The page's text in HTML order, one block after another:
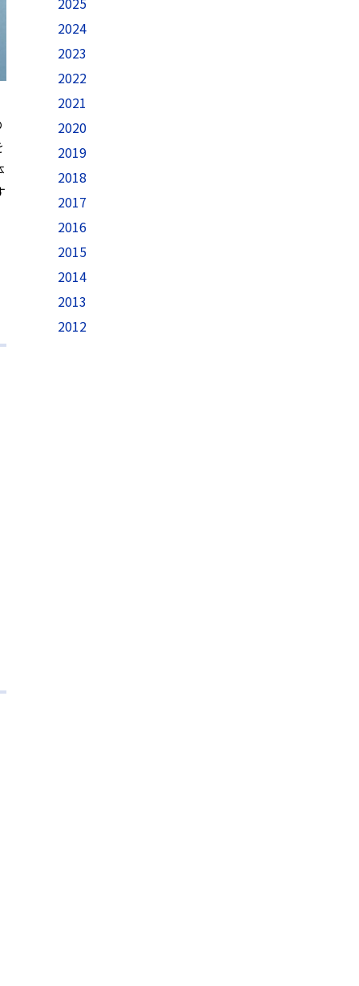
2024
2023
2022
2021
2020
2019
2018
2017
2016
2015
2014
2013
2012